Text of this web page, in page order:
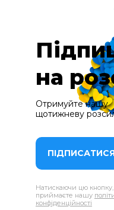
на
Отримуйте нашу
щотижневу
Натискаючи цю
приймаєте нашу
конфіденційності